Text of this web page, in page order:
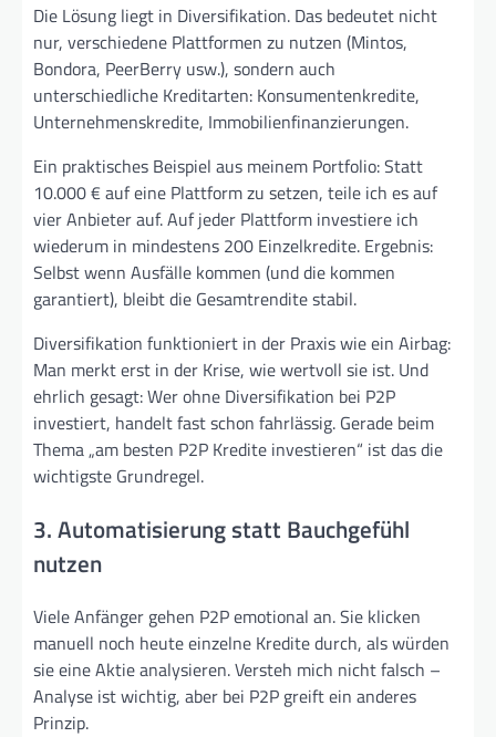
Die Lösung liegt in Diversifikation. Das bedeutet nicht
nur, verschiedene Plattformen zu nutzen (Mintos,
Bondora, PeerBerry usw.), sondern auch
unterschiedliche Kreditarten: Konsumentenkredite,
Unternehmenskredite, Immobilienfinanzierungen.
Ein praktisches Beispiel aus meinem Portfolio: Statt
10.000 € auf eine Plattform zu setzen, teile ich es auf
vier Anbieter auf. Auf jeder Plattform investiere ich
wiederum in mindestens 200 Einzelkredite. Ergebnis:
Selbst wenn Ausfälle kommen (und die kommen
garantiert), bleibt die Gesamtrendite stabil.
Diversifikation funktioniert in der Praxis wie ein Airbag:
Man merkt erst in der Krise, wie wertvoll sie ist. Und
ehrlich gesagt: Wer ohne Diversifikation bei P2P
investiert, handelt fast schon fahrlässig. Gerade beim
Thema „am besten P2P Kredite investieren“ ist das die
wichtigste Grundregel.
3. Automatisierung statt Bauchgefühl
nutzen
Viele Anfänger gehen P2P emotional an. Sie klicken
manuell noch heute einzelne Kredite durch, als würden
sie eine Aktie analysieren. Versteh mich nicht falsch –
Analyse ist wichtig, aber bei P2P greift ein anderes
Prinzip.